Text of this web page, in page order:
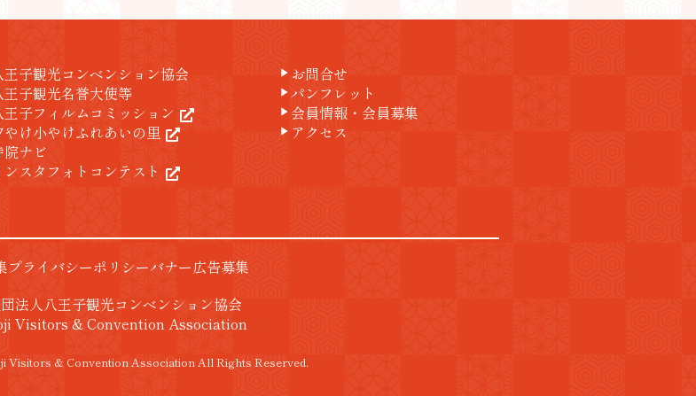
王子観光コンベンション協会
王子観光名誉大使等
王子フィルムコミッション
やけ小やけふれあいの里
院ナビ
ンスタフォトコンテスト
play_arrow お問合せ
play_arrowパンフレット
play_arrow 会員情報・会員募集
play_arrow アクセス
プライバシーポリシーバナー広告募集
法人八王子観光コンベンション協会
Visitors & Convention Association
Visitors & Convention Association All Rights Reserved.